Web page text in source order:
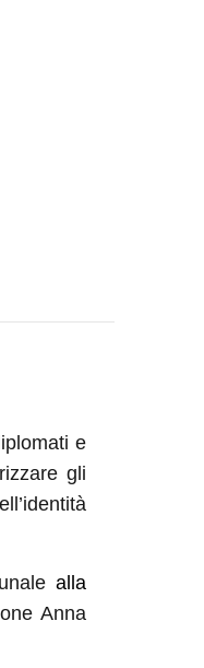
e
gli
alla
Anna